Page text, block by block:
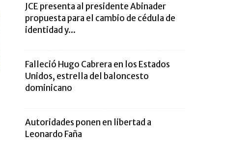
JCE presenta al presidente Abinader
propuesta para el cambio de cédula de
identidad y...
Falleció Hugo Cabrera en los Estados
Unidos, estrella del baloncesto
dominicano
Autoridades ponen en libertad a
Leonardo Faña